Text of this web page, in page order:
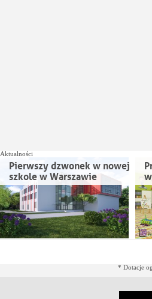
Aktualności
Pierwszy dzwonek w nowej
szkole w Warszawie
* Dotacje